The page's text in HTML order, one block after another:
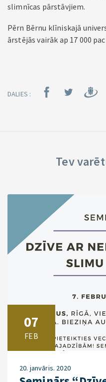
slimnīcas pārstāvjiem.
Pērn Bērnu klīniskajā
ārstējās vairāk ap 17 000
DALIES :
Tev
07
FEB
20. janvāris. 2020